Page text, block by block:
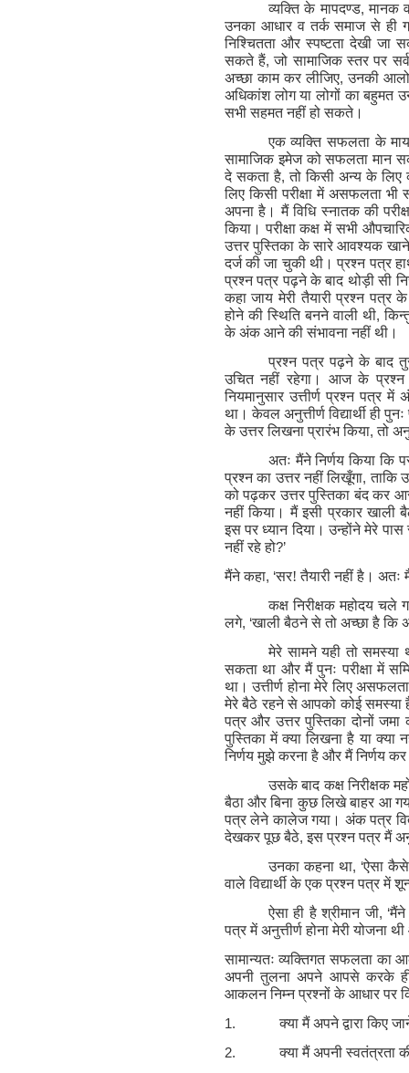
व्यक्ति के मापदण्ड,मानक
उनका आधार व तर्क समाज से ही
निश्चितता और स्पष्टता देखी जा
सकते हैं,जो सामाजिक स्तर पर
अच्छा काम कर लीजिए,उनकी
अधिकांश लोग या लोगों का बहुमत
सभी सहमत नहीं हो सकते।
एक व्यक्ति सफलता के
सामाजिक इमेज को सफलता मान
दे सकता है,तो किसी अन्य के लिए
लिए किसी परीक्षा में असफलता
अपना है। मैं विधि स्नातक की
किया। परीक्षा कक्ष में सभी
उत्तर पुस्तिका के सारे आवश्यक
दर्ज की जा चुकी थी। प्रश्न पत्र
प्रश्न पत्र पढ़ने के बाद थोड़ी सी
कहा जाय मेरी तैयारी प्रश्न पत्र
होने की स्थिति बनने वाली थी,
के अंक आने की संभावना नहीं थी।
प्रश्न पत्र पढ़ने के बाद
उचित नहीं रहेगा। आज के प्रश्न
नियमानुसार उत्तीर्ण प्रश्न पत्र में
था। केवल अनुत्तीर्ण विद्यार्थी ही
के उत्तर लिखना प्रारंभ किया,तो
अतः मैंने निर्णय किया कि
प्रश्न का उत्तर नहीं लिखूँगा,ताकि
को पढ़कर उत्तर पुस्तिका बंद कर
नहीं किया। मैं इसी प्रकार खाली
इस पर ध्यान दिया। उन्होंने मेरे
नहीं रहे हो?’
मैंने कहा, ‘सर! तैयारी नहीं है।
कक्ष निरीक्षक महोदय
लगे, ‘खाली बैठने से तो अच्छा है कि
मेरे सामने यही तो समस्या
सकता था और मैं पुनः परीक्षा में
था। उत्तीर्ण होना मेरे लिए
मेरे बैठे रहने से आपको कोई समस्या
पत्र और उत्तर पुस्तिका दोनों
पुस्तिका में क्या लिखना है या क्या
निर्णय मुझे करना है और मैं निर्णय
उसके बाद कक्ष निरीक्षक
बैठा और बिना कुछ लिखे बाहर आ
पत्र लेने कालेज गया। अंक पत्र
देखकर पूछ बैठे,इस प्रश्न पत्र मैं
उनका कहना था, ‘ऐसा
वाले विद्यार्थी के एक प्रश्न पत्र में
ऐसा ही है श्रीमान जी, ‘मैंने
पत्र में अनुत्तीर्ण होना मेरी
सामान्यतः व्यक्तिगत सफलता का
अपनी तुलना अपने आपसे करके
आकलन निम्न प्रश्नों के आधार पर
1.
क्या मैं अपने द्वारा किए
2.
क्या मैं अपनी स्वतंत्रता